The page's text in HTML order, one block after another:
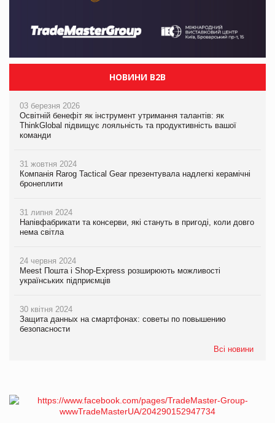
НОВИНИ B2B
03 березня 2026
Освітній бенефіт як інструмент утримання талантів: як
ThinkGlobal підвищує лояльність та продуктивність вашої
команди
31 жовтня 2024
Компанія Rarog Tactical Gear презентувала надлегкі керамічні
бронеплити
31 липня 2024
Напівфабрикати та консерви, які стануть в пригоді, коли довго
нема світла
24 червня 2024
Meest Пошта і Shop-Express розширюють можливості
українських підприємців
30 квітня 2024
Защита данных на смартфонах: советы по повышению
безопасности
Всі новини